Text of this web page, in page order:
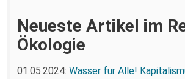
Neueste Artikel im
Ökologie
01.05.2024: Wasser für Alle!